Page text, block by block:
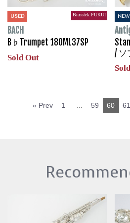
USED Brasstek FUKUI
BACH
B♭Trumpet 180ML37SP
Sold Out
NEW
/ ソ
« Prev 1 ... 59 60 61